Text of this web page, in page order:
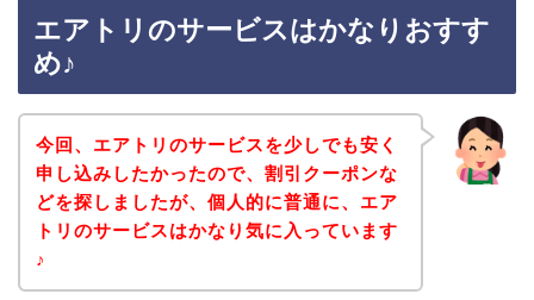
エアトリのサービスはかなりおすす
め♪
今回、エアトリのサービスを少しでも安く
申し込みしたかったので、割引クーポンな
どを探しましたが、個人的に普通に、エア
トリのサービスはかなり気に入っています
♪